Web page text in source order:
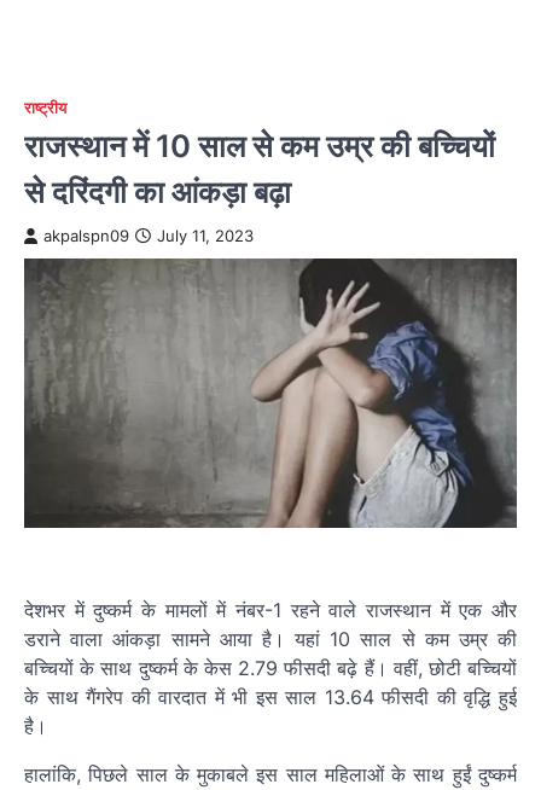
राष्ट्रीय
राजस्थान में 10 साल से कम उम्र की बच्चियों
से दरिंदगी का आंकड़ा बढ़ा
akpalspn09 July 11, 2023
देशभर में दुष्कर्म के मामलों में नंबर-1 रहने वाले राजस्थान में एक और
डराने वाला आंकड़ा सामने आया है। यहां 10 साल से कम उम्र की
बच्चियों के साथ दुष्कर्म के केस 2.79 फीसदी बढ़े हैं। वहीं, छोटी बच्चियों
के साथ गैंगरेप की वारदात में भी इस साल 13.64 फीसदी की वृद्धि हुई
है।
हालांकि, पिछले साल के मुकाबले इस साल महिलाओं के साथ हुईं दुष्कर्म